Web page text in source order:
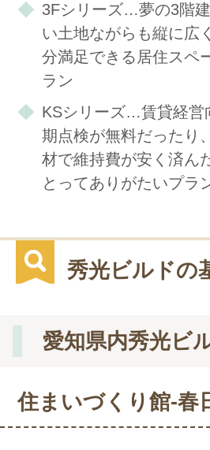
3Fシリーズ…夢の3階
い土地ながらも縦に広
分満足できる居住スペ
ラン
KSシリーズ…賃貸経営
期点検が無料だったり
材で維持費が安く済ん
とってありがたいプラ
秀光ビルドの
愛知県内秀光ビ
住まいづくり館-春